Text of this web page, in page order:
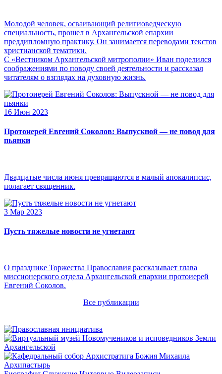
Молодой человек, осваивающий религиоведческую
специальность, прошел в Архангельской епархии
преддипломную практику. Он занимается переводами текстов
христианской тематики.
С «Вестником Архангельской митрополии» Иван поделился
соображениями по поводу своей деятельности и рассказал
читателям о взглядах на духовную жизнь.
16 Июн 2023
Протоиерей Евгений Соколов: Выпускной — не повод для
пьянки
Двадцатые числа июня превращаются в малый апокалипсис,
полагает священник.
3 Мар 2023
Пусть тяжелые новости не угнетают
О празднике Торжества Православия рассказывает глава
миссионерского отдела Архангельской епархии протоиерей
Евгений Соколов.
Все публикации
Архипастырь